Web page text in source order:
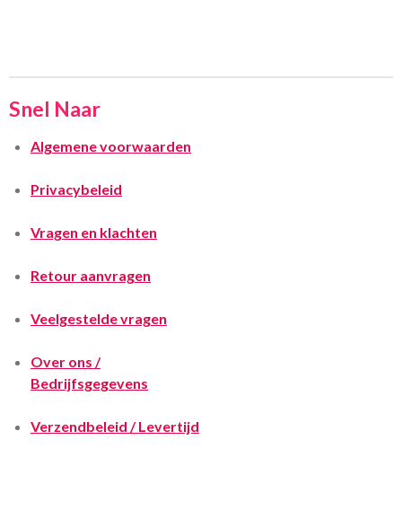
Snel Naar
Algemene voorwaarden
Privacybeleid
Vragen en klachten
Retour aanvragen
Veelgestelde vragen
Over ons /
Bedrijfsgegevens
Verzendbeleid / Levertijd